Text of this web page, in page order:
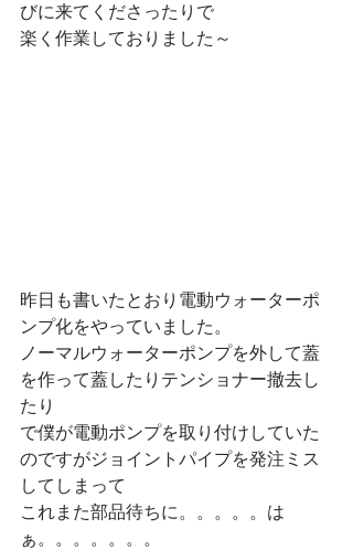
びに来てくださったりで
楽く作業しておりました～
昨日も書いたとおり電動ウォーターポ
ンプ化をやっていました。
ノーマルウォーターポンプを外して蓋
を作って蓋したりテンショナー撤去し
たり
で僕が電動ポンプを取り付けしていた
のですがジョイントパイプを発注ミス
してしまって
これまた部品待ちに。。。。。は
ぁ。。。。。。。